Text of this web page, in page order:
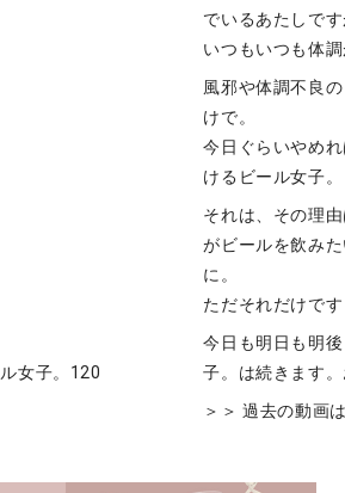
女子。120
でいるあたしで
いつもいつも体
風邪や体調不良
けで。
今日ぐらいやめ
けるビール女子。
それは、その理
がビールを飲み
に。
ただそれだけで
今日も明日も明
子。は続きます
＞＞ 過去の動画